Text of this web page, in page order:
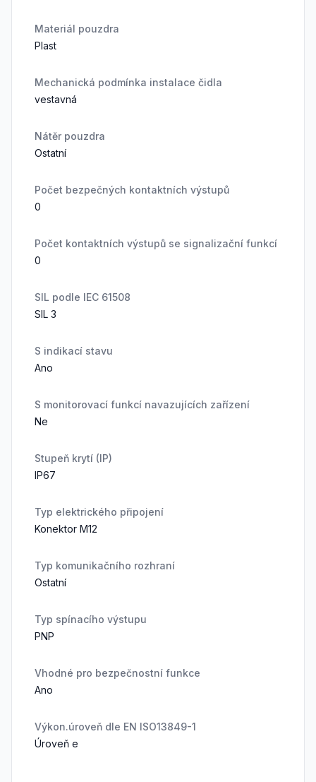
Materiál pouzdra
Plast
Mechanická podmínka instalace čidla
vestavná
Nátěr pouzdra
Ostatní
Počet bezpečných kontaktních výstupů
0
Počet kontaktních výstupů se signalizační funkcí
0
SIL podle IEC 61508
SIL 3
S indikací stavu
Ano
S monitorovací funkcí navazujících zařízení
Ne
Stupeň krytí (IP)
IP67
Typ elektrického připojení
Konektor M12
Typ komunikačního rozhraní
Ostatní
Typ spínacího výstupu
PNP
Vhodné pro bezpečnostní funkce
Ano
Výkon.úroveň dle EN ISO13849-1
Úroveň e